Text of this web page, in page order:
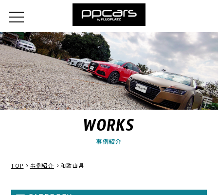
WORKS
事例紹介
TOP 事例紹介 和歌山県